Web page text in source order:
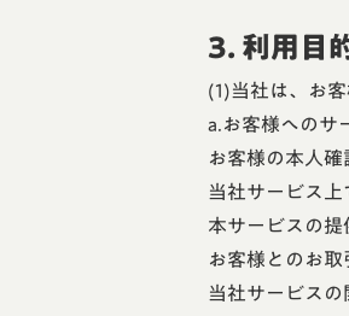
3. 利用目
(1)当社は、お
a.お客様へのサ
お客様の本人
当社サービス
本サービスの
お客様とのお
当社サービス